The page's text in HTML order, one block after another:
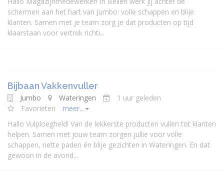
schermen aan het hart van Jumbo: volle schappen en blije
klanten. Samen met je team zorg je dat producten op tijd
klaarstaan voor vertrek richti...
Bijbaan Vakkenvuller
Jumbo Wateringen
1 uur geleden
Favorieten
meer...
Hallo Vulploegheld! Van de lekkerste producten vullen tot klanten
helpen. Samen met jouw team zorgen jullie voor volle
schappen, nette paden én blije gezichten in Wateringen. En dat
gewoon in de avond...